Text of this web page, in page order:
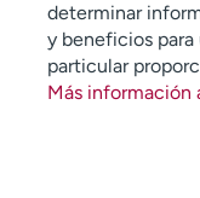
determinar
y beneficios
particular
Más información